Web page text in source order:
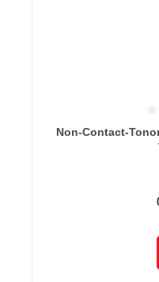
Durchschnittliche
Non-Contact-